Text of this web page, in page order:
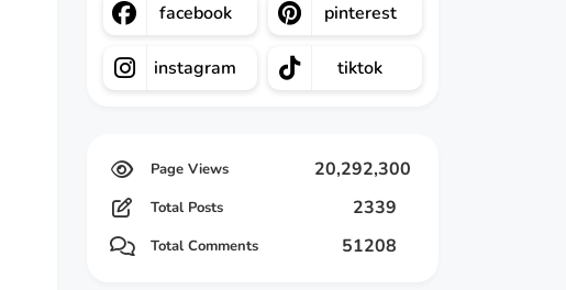
facebook pinterest
instagram tiktok
20,292,300
Total Posts 2339
Total Comments 51208